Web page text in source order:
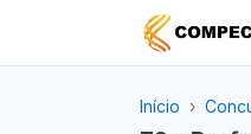
Início